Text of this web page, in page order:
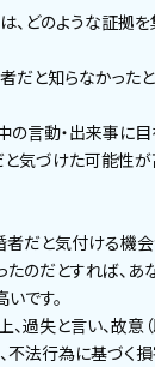
、どのような証拠
だと知らなかった
言動・出来事に
気づけた可能性
だと気付ける機
のだとすれば、あ
です。
、過失と言い、故
不法行為に基づく